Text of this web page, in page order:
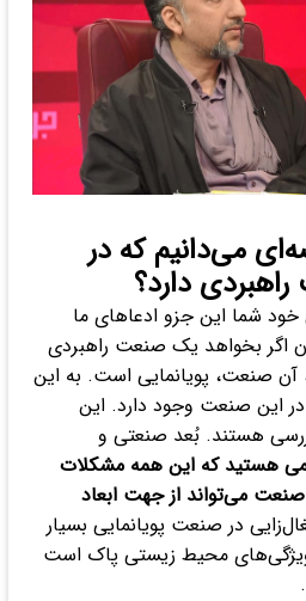
می‌دانیم که در
دارد؟
شما این جزو ادعاهای ما
اگر بخواهد یک صنعت راهبردی
آن صنعت، پویانمایی است. به این
این صنعت وجود دارد. این
هستند. بُعد صنعتی و
هستید که این همه مشکلات
می‌تواند از جهت ابعاد
در صنعت پویانمایی بسیار
محیط زیستی پاک است